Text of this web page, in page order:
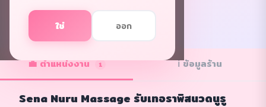
ใช่ ออก
✓ ร้านยืนยัน
💼 ตำแหน่งงาน 1 ℹ️ ข้อมูลร้าน
Sena Nuru Massage รับเทอราพิสนวดนูรู